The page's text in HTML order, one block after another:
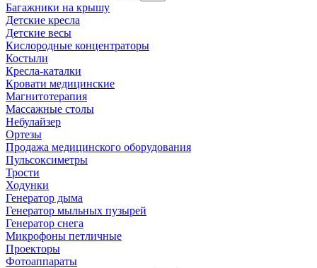
Багажники на крышу
Детские кресла
Детские весы
Кислородные концентраторы
Костыли
Кресла-каталки
Кровати медицинские
Магнитотерапия
Массажные столы
Небулайзер
Ортезы
Продажа медицинского оборудования
Пульсоксиметры
Трости
Ходунки
Генератор дыма
Генератор мыльных пузырей
Генератор снега
Микрофоны петличные
Проекторы
Фотоаппараты